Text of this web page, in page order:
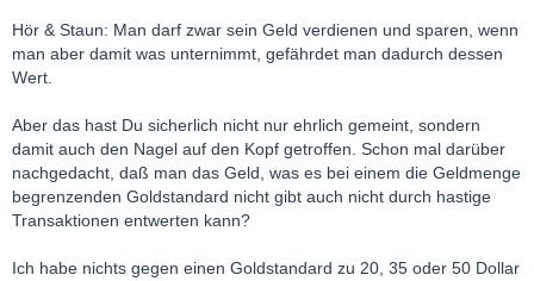
Hör & Staun: Man darf zwar sein Geld verdienen und sparen, wenn
man aber damit was unternimmt, gefährdet man dadurch dessen
Wert.
Aber das hast Du sicherlich nicht nur ehrlich gemeint, sondern
damit auch den Nagel auf den Kopf getroffen. Schon mal darüber
nachgedacht, daß man das Geld, was es bei einem die Geldmenge
begrenzenden Goldstandard nicht gibt auch nicht durch hastige
Transaktionen entwerten kann?
Ich habe nichts gegen einen Goldstandard zu 20, 35 oder 50 Dollar